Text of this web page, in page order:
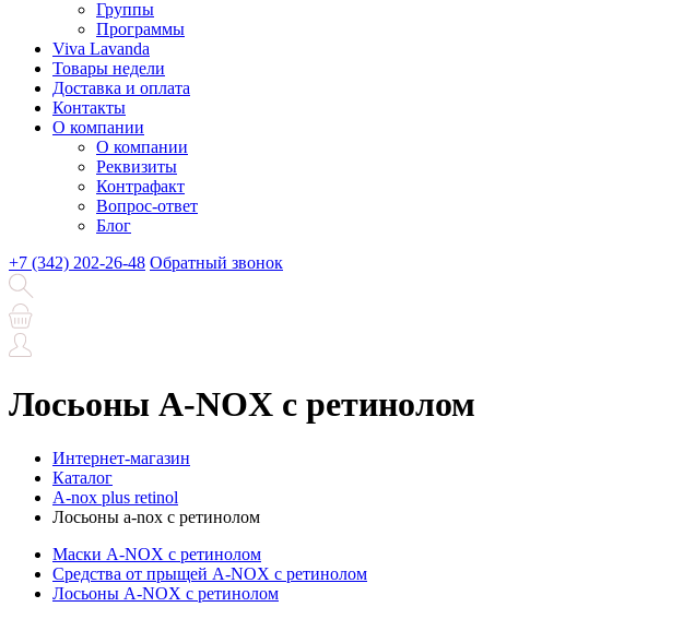
Группы
Программы
Viva Lavanda
Товары недели
Доставка и оплата
Контакты
О компании
О компании
Реквизиты
Контрафакт
Вопрос-ответ
Блог
+7 (342) 202-26-48 Обратный звонок
Лосьоны A-NOX с ретинолом
Интернет-магазин
Каталог
A-nox plus retinol
Лосьоны a-nox с ретинолом
Маски A-NOX с ретинолом
Средства от прыщей A-NOX с ретинолом
Лосьоны A-NOX с ретинолом